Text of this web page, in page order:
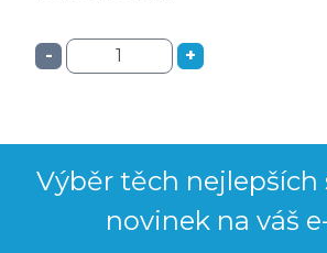
- +
Výběr těch nejlepších
novinek na váš